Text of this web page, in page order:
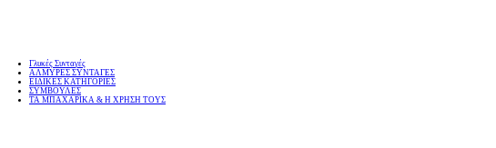
Γλυκές Συνταγές
ΑΛΜΥΡΕΣ ΣΥΝΤΑΓΕΣ
ΕΙΔΙΚΕΣ ΚΑΤΗΓΟΡΙΕΣ
ΣΥΜΒΟΥΛΕΣ
ΤΑ ΜΠΑΧΑΡΙΚΑ & Η ΧΡΗΣΗ ΤΟΥΣ